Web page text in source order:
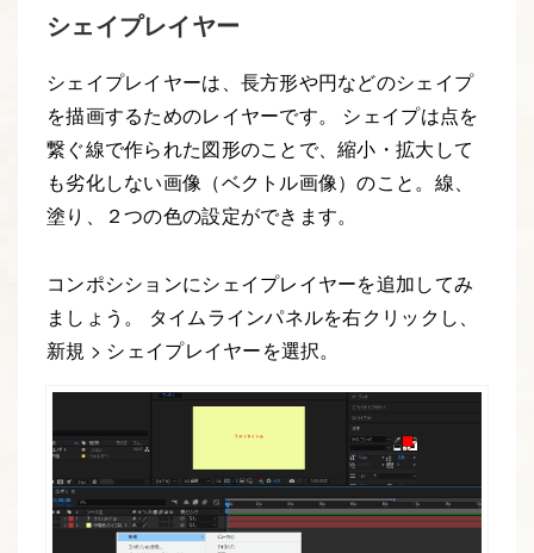
シェイプレイヤー
シェイプレイヤーは、長方形や円などのシェイプ
を描画するためのレイヤーです。 シェイプは点を
繋ぐ線で作られた図形のことで、縮小・拡大して
も劣化しない画像（ベクトル画像）のこと。線、
塗り、２つの色の設定ができます。
コンポシションにシェイプレイヤーを追加してみ
ましょう。 タイムラインパネルを右クリックし、
新規 > シェイプレイヤーを選択。